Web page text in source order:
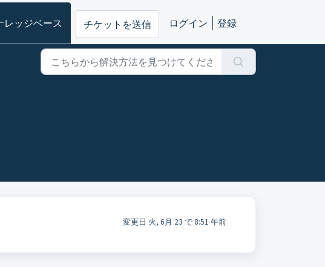
レッジベース チケットを送信 ログイン 登録
変更日 火, 6月 23 で 8:51 午前